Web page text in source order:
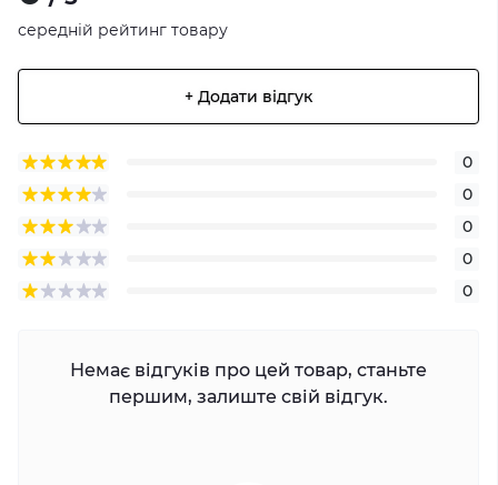
середній рейтинг товару
+ Додати відгук
0
0
0
0
0
Немає відгуків про цей товар, станьте
першим, залиште свій відгук.